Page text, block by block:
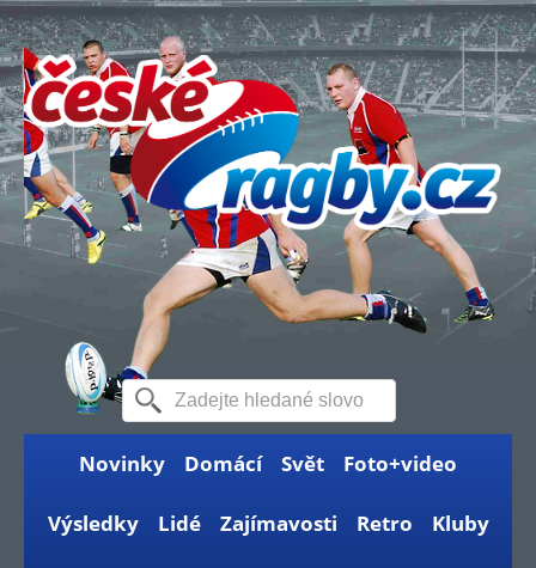
Novinky Domácí Svět Foto+video
Výsledky Lidé Zajímavosti Retro Kluby